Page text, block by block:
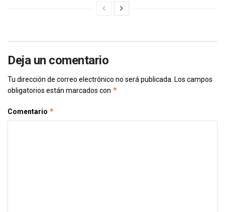
Deja un comentario
Tu dirección de correo electrónico no será publicada. Los campos
obligatorios están marcados con *
Comentario *